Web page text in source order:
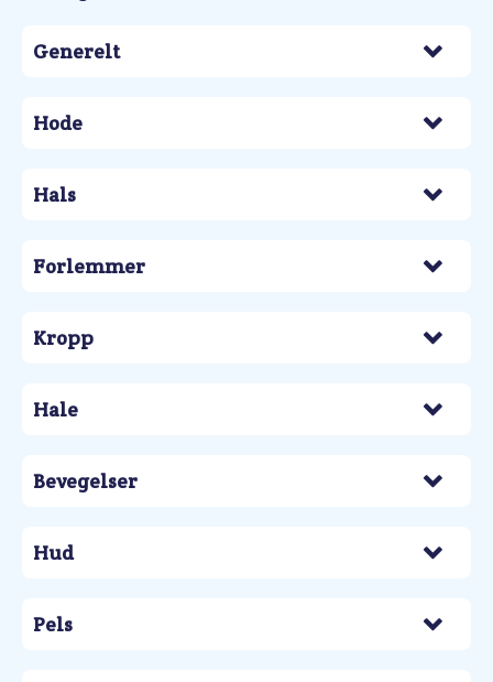
Generelt
Hode
Hals
Forlemmer
Kropp
Hale
Bevegelser
Hud
Pels